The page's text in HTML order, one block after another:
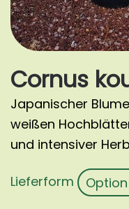
Cornus
Japanischer
weißen
und intensiver
Lieferform